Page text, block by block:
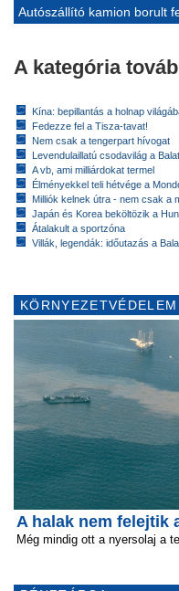
Autószállító kamion borult
A kategória
Kína: bepillantás a holnap
Fedezze fel a Tisza-tavat!
Nem csak a tengerpart hívogat
Levendulaillatú csodavilág a
A vb, ami milliárdokat termel
Élményekkel teli hétvége a
Milliók kelnek útra - nem csak a
Japán és Korea beköltözik a
Átalakult a sportzóna
Villák, legendák: időutazás a
KÖRNYEZETVÉDELEM
A halak nem felejtik
Még mindig ott a nyersolaj a